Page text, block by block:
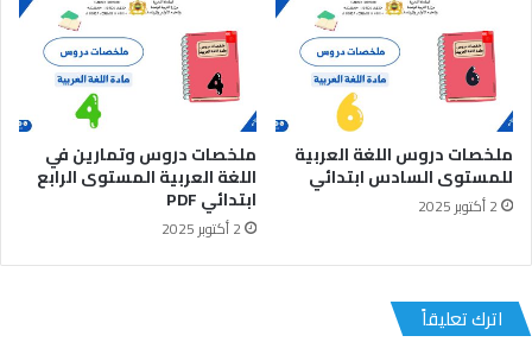
ملخصات دروس اللغة العربية
للمستوى السادس ابتدائي
2 أكتوبر 2025
ملخصات دروس وتمارين في
اللغة العربية المستوى الرابع
ابتدائي PDF
2 أكتوبر 2025
اترك تعليقاً